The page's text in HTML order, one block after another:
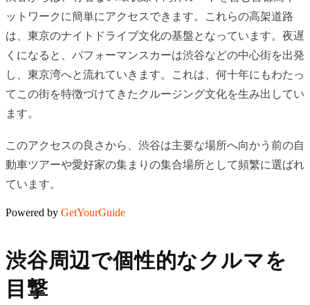
ットワークに簡単にアクセスできます。これらの高架道路
は、東京のナイトドライブ文化の基盤となっています。夜遅
くになると、パフォーマンスカーは渋谷などの中心街を出発
し、東京湾へと流れていきます。これは、何十年にもわたっ
てこの街を特徴づけてきたクルージング文化を生み出してい
ます。
このアクセスの良さから、渋谷は主要な場所へ向かう前の自
動車ツアーや愛好家の集まりの集合場所として頻繁に選ばれ
ています。
Powered by GetYourGuide
渋谷周辺で個性的なクルマを
目撃